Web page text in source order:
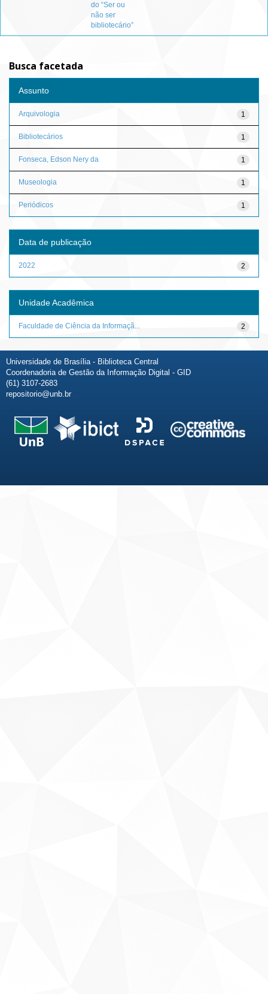
do “Ser ou
não ser
bibliotecário”
Busca facetada
Assunto
1
Arquivologia
1
Bibliotecários
1
Fonseca, Edson Nery da
1
Museologia
1
Periódicos
Data de publicação
2
2022
Unidade Acadêmica
2
Faculdade de Ciência da Informaçã...
Universidade de Brasília - Biblioteca Central
Coordenadoria de Gestão da Informação Digital - GID
(61) 3107-2683
repositorio@unb.br